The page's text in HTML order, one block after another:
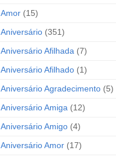
Amor (15)
Aniversário (351)
Aniversário Afilhada (7)
Aniversário Afilhado (1)
Aniversário Agradecimento (5)
Aniversário Amiga (12)
Aniversário Amigo (4)
Aniversário Amor (17)